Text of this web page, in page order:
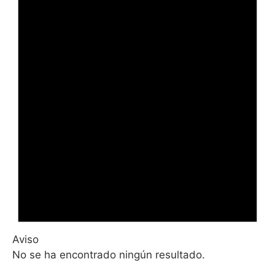
Aviso
No se ha encontrado ningún resultado.